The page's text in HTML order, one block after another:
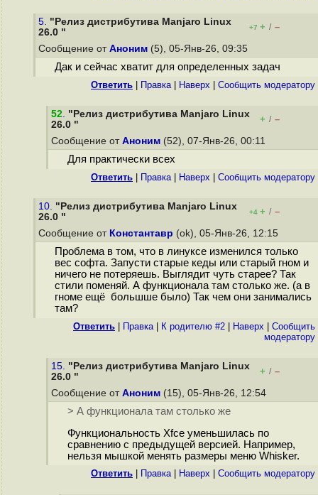
5. "Релиз дистрибутива Manjaro Linux
26.0 "
+7 + / –
Сообщение от Аноним (5), 05-Янв-26, 09:35
Дак и сейчас хватит для определенных задач
Ответить Правка| Наверх Cообщить модератору
52. "Релиз дистрибутива Manjaro Linux
26.0 "
+ / –
Сообщение от Аноним (52), 07-Янв-26, 00:11
Для практически всех
Ответить Правка| Наверх Cообщить модератору
10. "Релиз дистрибутива Manjaro Linux
26.0 "
+4 + / –
Сообщение от Константавр (ok), 05-Янв-26, 12:15
Проблема в том, что в линуксе изменился только
вес софта. Запусти старые кеды или старый гном и
ничего не потеряешь. Выглядит чуть старее? Так
стили поменяй. А функционала там столько же. (а в
гноме ещё большше было) Так чем они занимались
там?
Ответить Правка| К родителю #2 Наверх
Cообщить
модератору
15. "Релиз дистрибутива Manjaro Linux
26.0 "
+ / –
Сообщение от Аноним (15), 05-Янв-26, 12:54
> А функционала там столько же
Функциональность Xfce уменьшилась по
сравнению с предыдущей версией. Например,
нельзя мышкой менять размеры меню Whisker.
Ответить Правка| Наверх Cообщить модератору